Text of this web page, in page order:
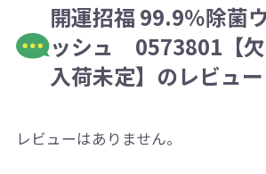
開運招福 99.9％除菌
ッシュ 0573801【
入荷未定】のレビュー
レビューはありません。